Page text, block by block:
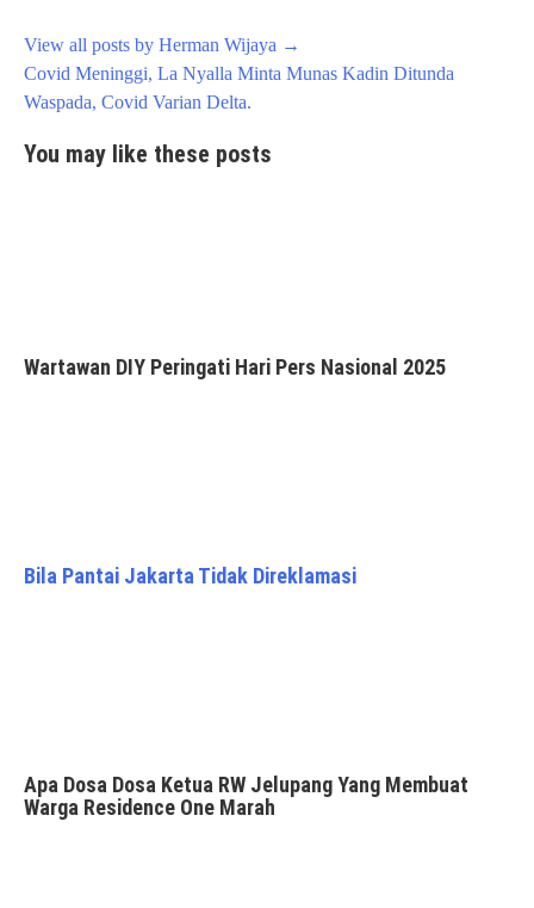
View all posts by Herman Wijaya →
Post
navigation
Covid Meninggi, La Nyalla Minta Munas Kadin Ditunda
Waspada, Covid Varian Delta.
You may like these posts
Wartawan DIY Peringati Hari Pers Nasional 2025
Bila Pantai Jakarta Tidak Direklamasi
Apa Dosa Dosa Ketua RW Jelupang Yang Membuat
Warga Residence One Marah